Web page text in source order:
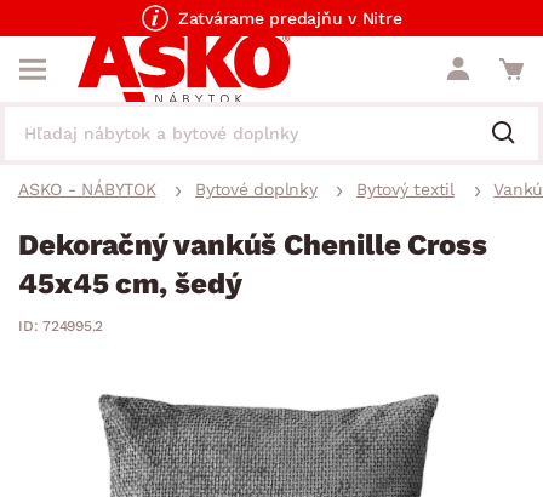
Zatvárame predajňu v Nitre
ASKO - NÁBYTOK Bytové doplnky Bytový textil
Dekoračný vankúš Chenille Cross
45x45 cm, šedý
ID: 724995.2